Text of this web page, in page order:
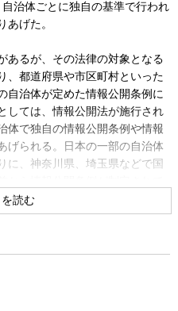
治体ごとに独自の基準で行われ
あげた。
るが、その法律の対象となる
、都道府県や市区町村といった
自治体が定めた情報公開条例に
しては、情報公開法が施行され
体で独自の情報公開条例や情報
げられる。日本の一部の自治体
に、神奈川県、埼玉県などで国
のうち、北海道の乙部町を除く
例が制定されている。しかし、
用などは自治体により千差万
開請求が行われていない自治体